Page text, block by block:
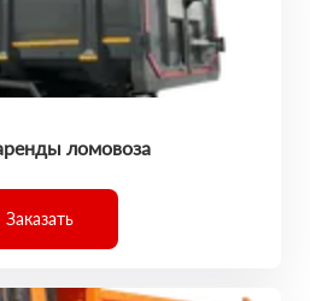
ломовоза
Заказать